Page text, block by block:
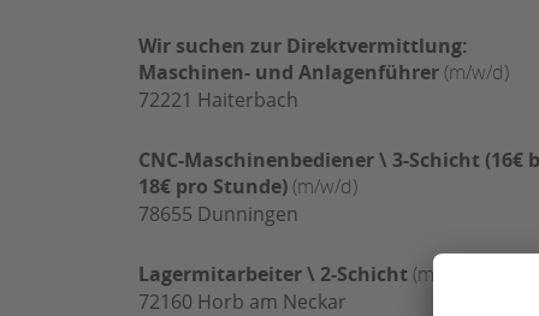
Wir suchen zur Direktvermittlung:
Maschinen- und Anlagenführer(m/w/d)
72221 Haiterbach
CNC-Maschinenbediener \ 3-Schicht (16€
18€ pro Stunde)(m/w/d)
78655 Dunningen
Lagermitarbeiter \ 2-Schicht (m/w/d)
72160 Horb am Neckar